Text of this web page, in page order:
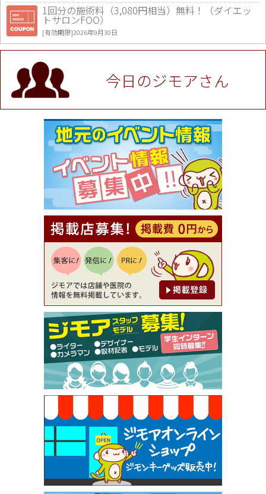
1回分の施術料（3,080円相当）無料！（ダイエッ
トサロンFOO）
[有効期限]2026年9月30日
値段提示後「ジモア見た」で更に買い取り金額 U
P！※チケットと新品商品は除く（大黒屋 高田馬場
駅前店）
[有効期限]2026年9月30日
★ジモア限定特典★ お会計より全品5％OFF（ナチ
ュラル＆ハンドメイドショップ［マキマキ］）
[有効期限]2026年9月30日まで
【ジモア限定①】初回割引 特価 VIO脱毛11,000円
⇒8,800円（メンズ専門ワックス脱毛サロン Mickle
（ミックル））
[有効期限]2026年9月30日
【ジモア読者特典2】コース 3,500円→3,000円（料
理5品+2時間飲み放題）（創作イタリアン Pia Cu
ore（ピアクオーレ））
[有効期限]2026年9月30日
【ジモア読者特典1】料理全品20％OFF ※18時以
降（創作イタリアン Pia Cuore（ピアクオーレ））
[有効期限]2026年9月30日
【ジモア限定②】初回割引 特価 鼻毛脱毛 半額 2,2
00円⇒1,100円（メンズ専門ワックス脱毛サロン Mi
ckle（ミックル））
[有効期限]2026年9月30日
【ジモア限定特典①】まつ毛カール 3,850円→ 2,7
50円（Premiere（プルミエール））
[有効期限]2026年9月30日
焼き餃子 一皿サービス（餃子酒場たっちゃん 西
早稲田店）
[有効期限]2026年9月30日
今日のジモアさん